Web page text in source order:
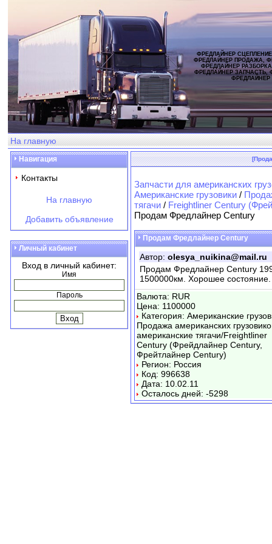
ФРЕДЛАЙНЕР
ФРЕДЛАЙНЕР ПРОДАЖА,
ФРЕДЛАЙНЕР
ФРЕДЛАЙНЕР ЗАПЧАСТЬ,
ФРЕДЛАЙНЕР
На главную
Навигация
Контакты
На главную
Добавить объявление
Личный кабинет
Вход в личный кабинет:
Имя
Пароль
Запчасти для американских
Американские грузовики /
тягачи / Freightliner Century
Продам Фредлайнер Century
Продам Фредлайнер Century
Автор: olesya_nuikina@mail.ru
Продам Фредлайнер Century
1500000км. Хорошее состояние.
Валюта: RUR
Цена: 1100000
Категория: Американские
Продажа американских
американские тягачи/Freightliner
Century (Фрейдлайнер Century,
Фрейтлайнер Century)
Регион: Россия
Код: 996638
Дата: 10.02.11
Осталось дней: -5298